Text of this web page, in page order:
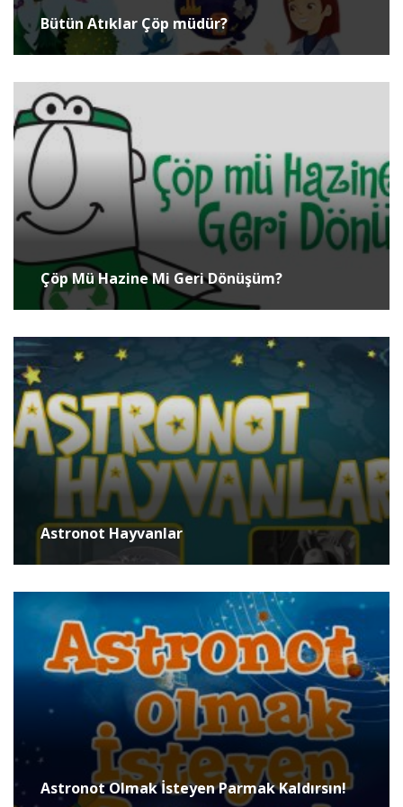
Bütün Atıklar Çöp müdür?
Çöp Mü Hazine Mi Geri Dönüşüm?
Astronot Hayvanlar
Astronot Olmak İsteyen Parmak Kaldırsın!